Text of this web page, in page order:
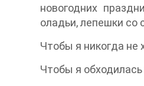
новогодних
оладьи, лепешки со
Чтобы я никогда не
Чтобы я обходилась